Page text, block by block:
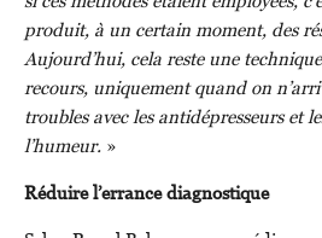
produit, à un certain moment, des
Aujourd’hui, cela reste une
recours, uniquement quand on
troubles avec les antidépresseurs et
l’humeur. »
Réduire l’errance diagnostique